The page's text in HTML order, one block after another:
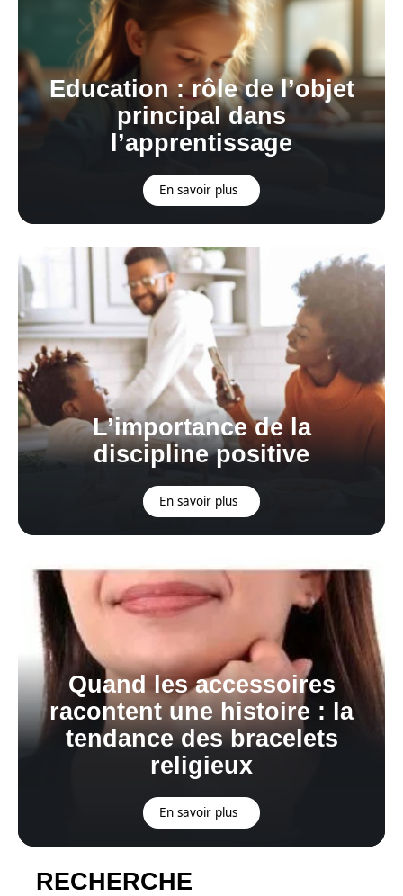
Education : rôle de l’objet
principal dans
l’apprentissage
En savoir plus
L’importance de la
discipline positive
En savoir plus
Quand les accessoires
racontent une histoire : la
tendance des bracelets
religieux
En savoir plus
RECHERCHE